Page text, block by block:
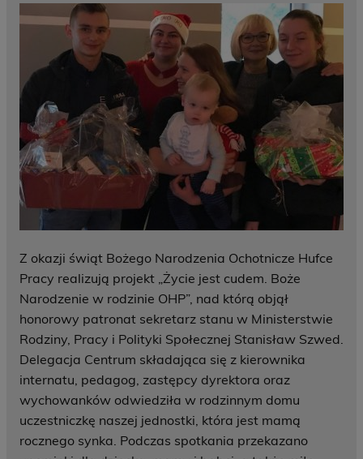
Z okazji świąt Bożego Narodzenia Ochotnicze Hufce
Pracy realizują projekt „Życie jest cudem. Boże
Narodzenie w rodzinie OHP”, nad którą objął
honorowy patronat sekretarz stanu w Ministerstwie
Rodziny, Pracy i Polityki Społecznej Stanisław Szwed.
Delegacja Centrum składająca się z kierownika
internatu, pedagog, zastępcy dyrektora oraz
wychowanków odwiedziła w rodzinnym domu
uczestniczkę naszej jednostki, która jest mamą
rocznego synka. Podczas spotkania przekazano